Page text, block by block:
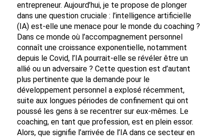
entrepreneur. Aujourd’hui, je te propose de plonger
dans une question cruciale : l’intelligence artificielle
(IA) est-elle une menace pour le monde du coaching ?
Dans ce monde où l’accompagnement personnel
connaît une croissance exponentielle, notamment
depuis le Covid, l’IA pourrait-elle se révéler être un
allié ou un adversaire ? Cette question est d’autant
plus pertinente que la demande pour le
développement personnel a explosé récemment,
suite aux longues périodes de confinement qui ont
poussé les gens à se recentrer sur eux-mêmes. Le
coaching, en tant que profession, est en plein essor.
Alors, que signifie l’arrivée de l’IA dans ce secteur en